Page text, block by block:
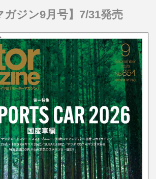
ガジン9月号】7/31発売